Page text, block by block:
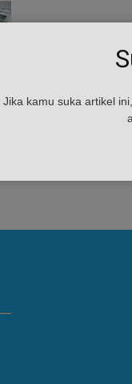
Jika kamu suka artikel